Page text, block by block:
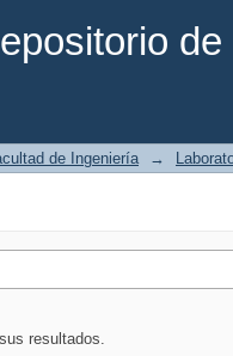
de Ingeniería →
resultados.